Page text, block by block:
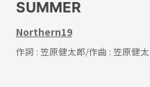
SUMMER
Northern19
作詞 : 笠原健太郎/作曲 : 笠原健